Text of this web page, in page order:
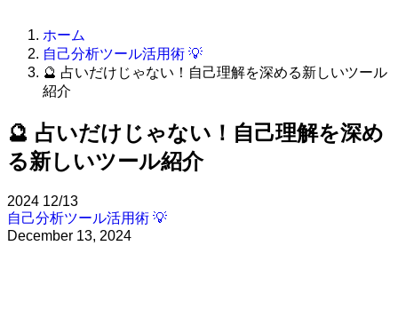
ホーム
自己分析ツール活用術 💡
🔮 占いだけじゃない！自己理解を深める新しいツール
紹介
🔮 占いだけじゃない！自己理解を深め
る新しいツール紹介
2024 12/13
自己分析ツール活用術 💡
December 13, 2024